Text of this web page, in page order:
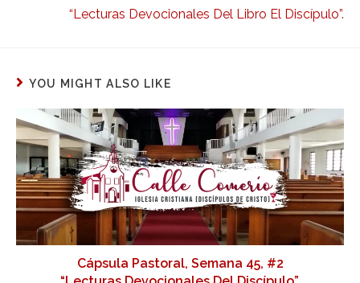
“Lecturas Devocionales Del Libro El Discípulo”.
YOU MIGHT ALSO LIKE
Cápsula Pastoral, Semana 45, #2